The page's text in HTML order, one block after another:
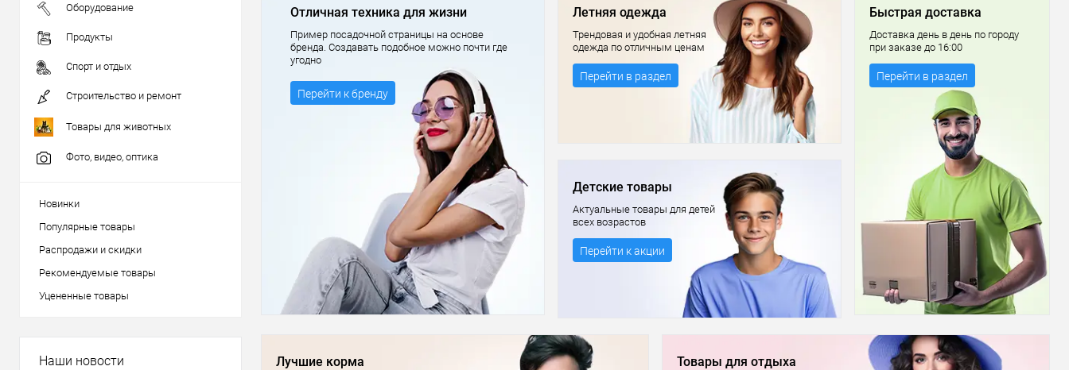
Оборудование
Продукты
Спорт и отдых
Строительство и ремонт
Товары для животных
Фото, видео, оптика
Новинки
Популярные товары
Распродажи и скидки
Рекомендуемые товары
Уцененные товары
Наши новости
Отличная техника для жизни
Пример посадочной страницы на основе
бренда. Создавать подобное можно почти где
угодно
Перейти к бренду
Летняя одежда
Трендовая и удобная летняя
одежда по отличным ценам
Перейти в раздел
Детские товары
Актуальные товары для детей
всех возрастов
Перейти к акции
Быстрая доставка
Доставка день в день по городу
при заказе до 16:00
Перейти в раздел
Лучшие корма Товары для отдыха